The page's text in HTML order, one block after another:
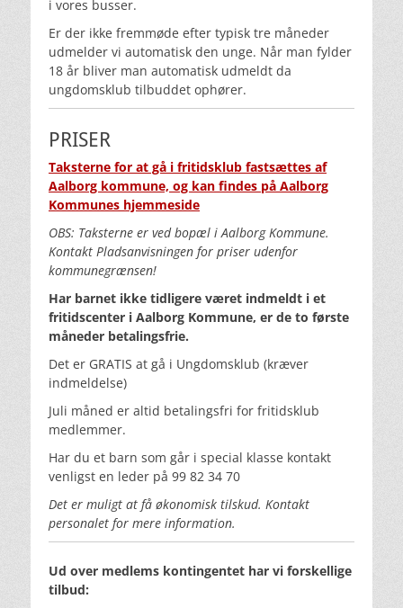
i vores busser.
Er der ikke fremmøde efter typisk tre måneder
udmelder vi automatisk den unge. Når man fylder
18 år bliver man automatisk udmeldt da
ungdomsklub tilbuddet ophører.
PRISER
Taksterne for at gå i fritidsklub fastsættes af
Aalborg kommune, og kan findes på Aalborg
Kommunes hjemmeside
OBS: Taksterne er ved bopæl i Aalborg Kommune.
Kontakt Pladsanvisningen for priser udenfor
kommunegrænsen!
Har barnet ikke tidligere været indmeldt i et
fritidscenter i Aalborg Kommune, er de to første
måneder betalingsfrie.
Det er GRATIS at gå i Ungdomsklub (kræver
indmeldelse)
Juli måned er altid betalingsfri for fritidsklub
medlemmer.
Har du et barn som går i special klasse kontakt
venligst en leder på 99 82 34 70
Det er muligt at få økonomisk tilskud. Kontakt
personalet for mere information.
Ud over medlems kontingentet har vi forskellige
tilbud: